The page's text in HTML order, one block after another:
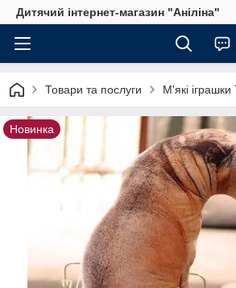
Дитячий інтернет-магазин "Аніліна"
Товари та послуги М'які
Новинка